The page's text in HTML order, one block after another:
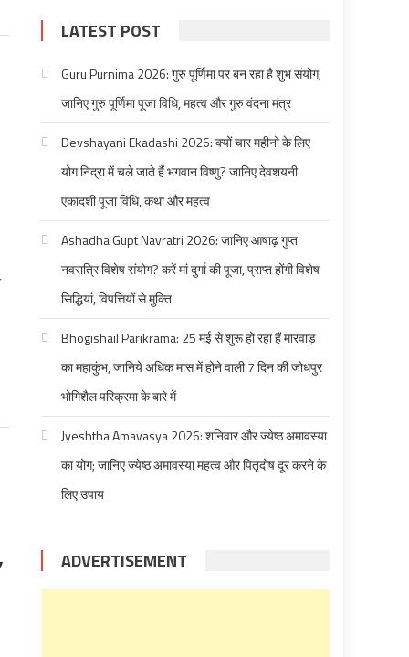
LATEST POST
Guru Purnima 2026: गुरु पूर्णिमा पर बन रहा है शुभ संयोग;
जानिए गुरु पूर्णिमा पूजा विधि, महत्व और गुरु वंदना मंत्र
Devshayani Ekadashi 2026: क्यों चार महीनो के लिए
योग निद्रा में चले जाते हैं भगवान विष्णु? जानिए देवशयनी
एकादशी पूजा विधि, कथा और महत्व
Ashadha Gupt Navratri 2026: जानिए आषाढ़ गुप्त
नवरात्रि विशेष संयोग? करें मां दुर्गा की पूजा, प्राप्त होंगी विशेष
सिद्धियां, विपत्तियों से मुक्ति
Bhogishail Parikrama: 25 मई से शुरू हो रहा हैं मारवाड़
का महाकुंभ, जानिये अधिक मास में होने वाली 7 दिन की जोधपुर
भोगिशैल परिक्रमा के बारे में
Jyeshtha Amavasya 2026: शनिवार और ज्येष्ठ अमावस्या
का योग; जानिए ज्येष्ठ अमावस्या महत्व और पितृदोष दूर करने के
लिए उपाय
ADVERTISEMENT